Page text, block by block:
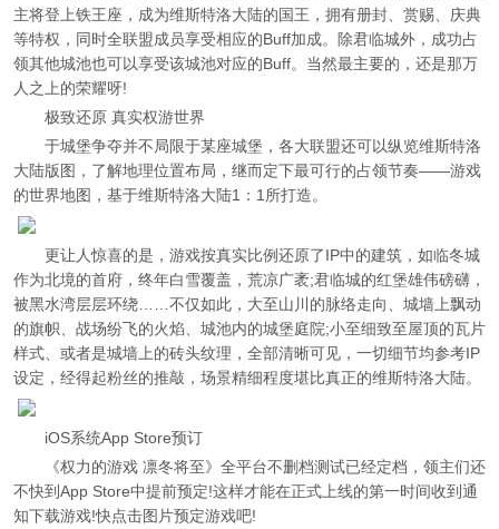
主将登上铁王座，成为维斯特洛大陆的国王，拥有册封、赏赐、庆典
等特权，同时全联盟成员享受相应的Buff加成。除君临城外，成功占
领其他城池也可以享受该城池对应的Buff。当然最主要的，还是那万
人之上的荣耀呀!
极致还原 真实权游世界
于城堡争夺并不局限于某座城堡，各大联盟还可以纵览维斯特洛
大陆版图，了解地理位置布局，继而定下最可行的占领节奏——游戏
的世界地图，基于维斯特洛大陆1：1所打造。
更让人惊喜的是，游戏按真实比例还原了IP中的建筑，如临冬城
作为北境的首府，终年白雪覆盖，荒凉广袤;君临城的红堡雄伟磅礴，
被黑水湾层层环绕……不仅如此，大至山川的脉络走向、城墙上飘动
的旗帜、战场纷飞的火焰、城池内的城堡庭院;小至细致至屋顶的瓦片
样式、或者是城墙上的砖头纹理，全部清晰可见，一切细节均参考IP
设定，经得起粉丝的推敲，场景精细程度堪比真正的维斯特洛大陆。
iOS系统App Store预订
《权力的游戏 凛冬将至》全平台不删档测试已经定档，领主们还
不快到App Store中提前预定!这样才能在正式上线的第一时间收到通
知下载游戏!快点击图片预定游戏吧!